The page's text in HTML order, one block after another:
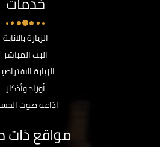
الزيارة بالانابة
البث المباشر
الزيارة
أوراد وأذكار
اذاعة صوت
مواقع ذات